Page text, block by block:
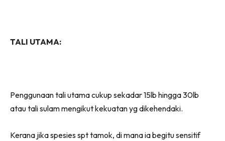
TALI UTAMA:
Penggunaan tali utama cukup sekadar 15lb hingga 30lb
atau tali sulam mengikut kekuatan yg dikehendaki.
Kerana jika spesies spt tamok, di mana ia begitu sensitif